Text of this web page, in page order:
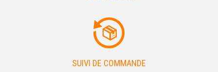
SUIVI DE COMMANDE